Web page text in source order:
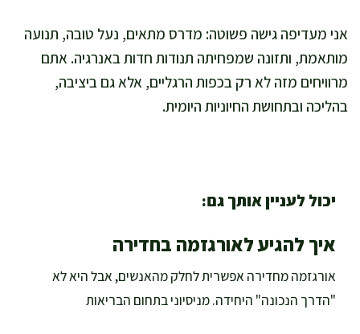
אני מעדיפה גישה פשוטה: מדרס מתאים, נעל טובה, תנועה
מותאמת, ותזונה שמפחיתה תנודות חדות באנרגיה. אתם
מרוויחים מזה לא רק בכפות הרגליים, אלא גם ביציבה,
בהליכה ובתחושת החיוניות היומית.
יכול לעניין אותך גם:
איך להגיע לאורגזמה בחדירה
אורגזמה מחדירה אפשרית לחלק מהאנשים, אבל היא לא
"הדרך הנכונה" היחידה. מניסיוני בתחום הבריאות